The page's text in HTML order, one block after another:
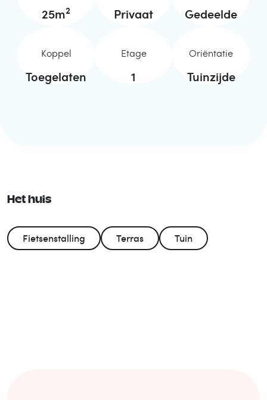
25m2 Privaat Gedeelde
Koppel
Toegelaten
Etage
1
Oriëntatie
Tuinzijde
Het huis
Fietsenstalling Terras Tuin